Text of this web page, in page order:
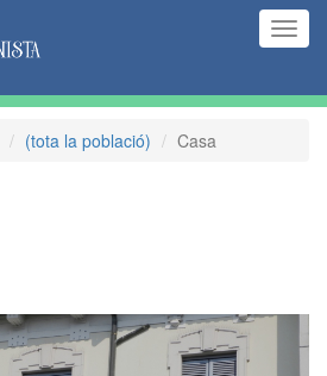
(tota la població) Casa